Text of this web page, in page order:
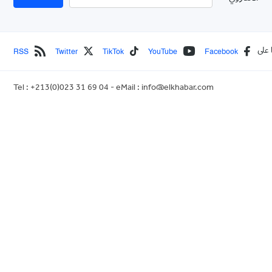
YouTube
TikTok
Twitter
RSS
Tel : +213(0)023 31 69 04 - eMail :info@elkhabar.com